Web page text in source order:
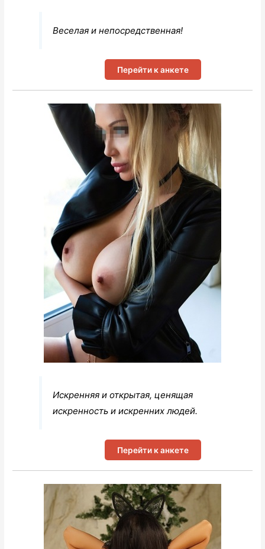
Веселая и непосредственная!
Перейти к анкете
Искренняя и открытая, ценящая
искренность и искренних людей.
Перейти к анкете